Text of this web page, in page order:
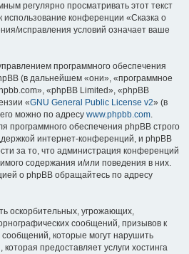
регулярно просматривать этот текст
использование конференции «Сказка о
исправления условий означает ваше
программного обеспечения
(в дальнейшем «они», «программное
«phpBB Limited», «phpBB
«GNU General Public License v2» (в
можно по адресу www.phpbb.com.
программного обеспечения phpBB строго
интернет-конференций, и phpBB
за то, что администрация конференций
содержания и/или поведения в них.
о phpBB обращайтесь по адресу
оскорбительных, угрожающих,
сообщений, призывов к
которые могут нарушить
предоставляет услуги хостинга